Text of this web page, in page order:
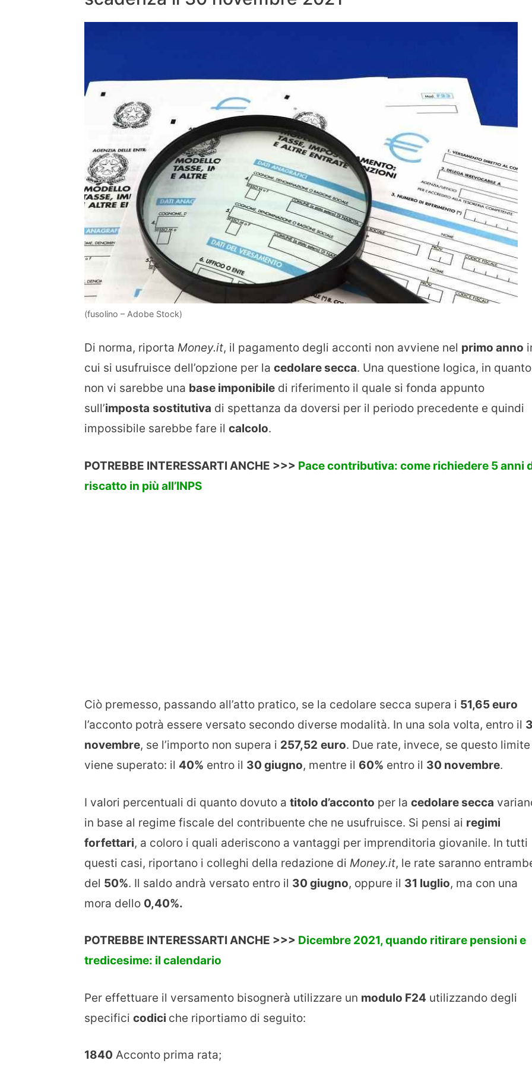
(fusolino – Adobe Stock)
Di norma, riporta Money.it, il pagamento degli acconti non avviene nel primo anno
cui si usufruisce dell’opzione per la cedolare secca. Una questione logica, in quanto
non vi sarebbe una base imponibile di riferimento il quale si fonda appunto
sull’imposta sostitutiva di spettanza da doversi per il periodo precedente e quindi
impossibile sarebbe fare il calcolo.
POTREBBE INTERESSARTI ANCHE >>> Pace contributiva: come richiedere 5 anni
riscatto in più all’INPS
Ciò premesso, passando all’atto pratico, se la cedolare secca supera i 51,65 euro
l’acconto potrà essere versato secondo diverse modalità. In una sola volta, entro il
novembre, se l’importo non supera i 257,52 euro. Due rate, invece, se questo limite
viene superato: il 40% entro il 30 giugno, mentre il 60% entro il 30 novembre.
I valori percentuali di quanto dovuto a titolo d’acconto per la cedolare secca
in base al regime fiscale del contribuente che ne usufruisce. Si pensi ai regimi
forfettari, a coloro i quali aderiscono a vantaggi per imprenditoria giovanile. In tutti
questi casi, riportano i colleghi della redazione di Money.it, le rate saranno
del 50%. Il saldo andrà versato entro il 30 giugno, oppure il 31 luglio, ma con una
mora dello 0,40%.
POTREBBE INTERESSARTI ANCHE >>> Dicembre 2021, quando ritirare pensioni e
tredicesime: il calendario
Per effettuare il versamento bisognerà utilizzare un modulo F24 utilizzando degli
specifici codici che riportiamo di seguito:
1840 Acconto prima rata;